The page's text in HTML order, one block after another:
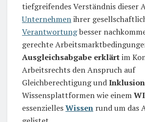
tiefgreifendes Verständnis dieser
Unternehmenihrer
Verantwortungbesser
gerechte
Ausgleichsabgabe erklärtim
Arbeitsrechts den Anspruch auf
Gleichberechtigung undInklusion
Wissensplattformen wie einem
essenziellesWissen rund um das